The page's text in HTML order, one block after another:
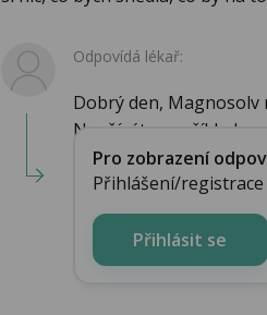
Odpovídá lékař:
Dobrý den, Magnosolv
Neužíváte například n...
Pro zobrazení
Přihlášení/
Přihlásit se